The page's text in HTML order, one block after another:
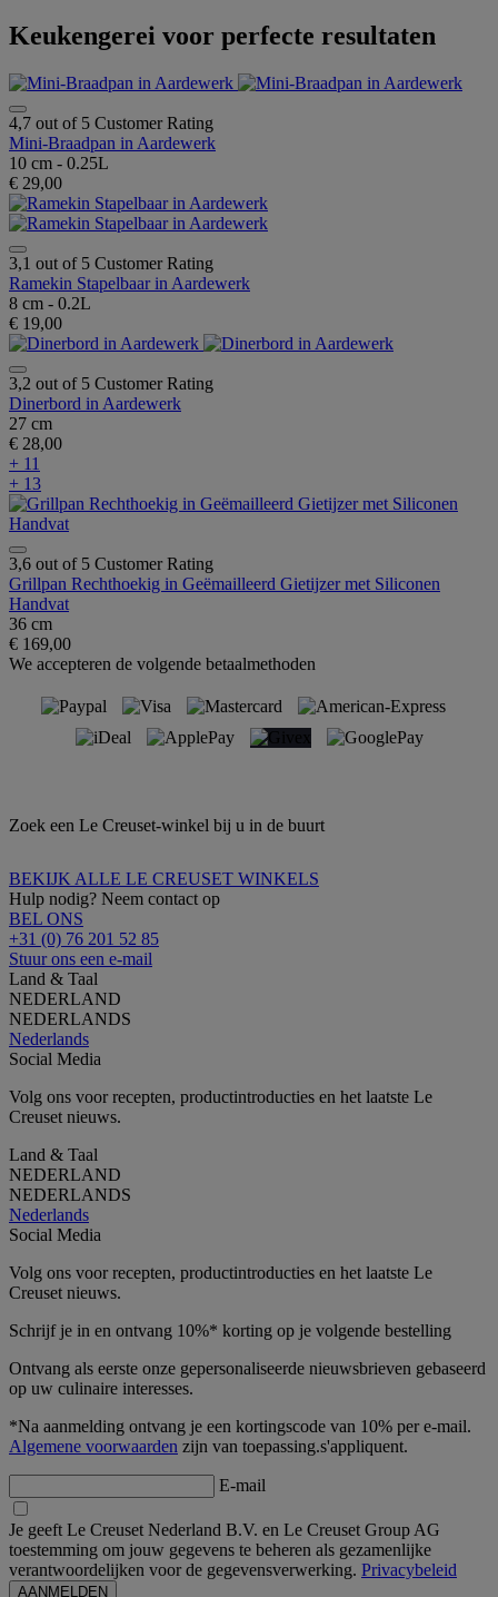
Keukengerei voor perfecte resultaten
4,7 out of 5 Customer Rating
Mini-Braadpan in Aardewerk
10 cm - 0.25L
€ 29,00
3,1 out of 5 Customer Rating
Ramekin Stapelbaar in Aardewerk
8 cm - 0.2L
€ 19,00
3,2 out of 5 Customer Rating
Dinerbord in Aardewerk
27 cm
€ 28,00
+ 11
+ 13
3,6 out of 5 Customer Rating
Grillpan Rechthoekig in Geëmailleerd Gietijzer met Siliconen
Handvat
36 cm
€ 169,00
We accepteren de volgende betaalmethoden
Zoek een Le Creuset-winkel bij u in de buurt
BEKIJK ALLE LE CREUSET WINKELS
Hulp nodig? Neem contact op
BEL ONS
+31 (0) 76 201 52 85
Stuur ons een e-mail
Land & Taal
NEDERLAND
NEDERLANDS
Nederlands
Social Media
Volg ons voor recepten, productintroducties en het laatste Le
Creuset nieuws.
Land & Taal
NEDERLAND
NEDERLANDS
Nederlands
Social Media
Volg ons voor recepten, productintroducties en het laatste Le
Creuset nieuws.
Schrijf je in en ontvang 10%* korting op je volgende bestelling
Ontvang als eerste onze gepersonaliseerde nieuwsbrieven gebaseerd
op uw culinaire interesses.
*Na aanmelding ontvang je een kortingscode van 10% per e-mail.
Algemene voorwaarden zijn van toepassing.s'appliquent.
E-mail
Je geeft Le Creuset Nederland B.V. en Le Creuset Group AG
toestemming om jouw gegevens te beheren als gezamenlijke
verantwoordelijken voor de gegevensverwerking. Privacybeleid